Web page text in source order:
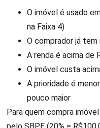
O imóvel é usado
na Faixa 4)
O comprador já
A renda é acima de
O imóvel custa
A prioridade é
pouco maior
Para quem compra